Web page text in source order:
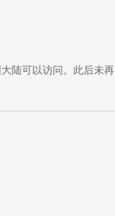
陆可以访问。此后未再